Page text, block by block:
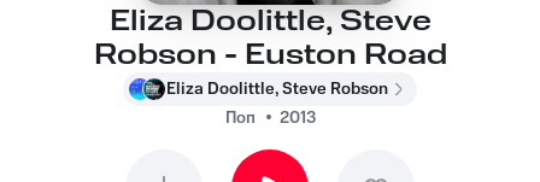
Eliza Doolittle, Steve
Robson - Euston Road
Eliza Doolittle, Steve Robson
Поп
2013